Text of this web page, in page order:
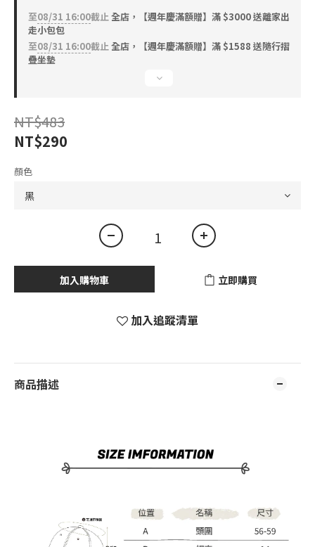
至08/31 16:00截止全店，【週年慶滿額贈】滿 $3000 送離家出
走小包包
至08/31 16:00截止全店，【週年慶滿額贈】滿 $1588 送隨行摺
疊坐墊
NT$483
NT$290
顏色
加入購物車 立即購買
加入追蹤清單
商品描述